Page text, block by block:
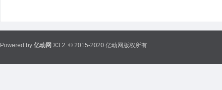
Powered by 亿动网 X3.2 © 2015-2020 亿动网版权所有